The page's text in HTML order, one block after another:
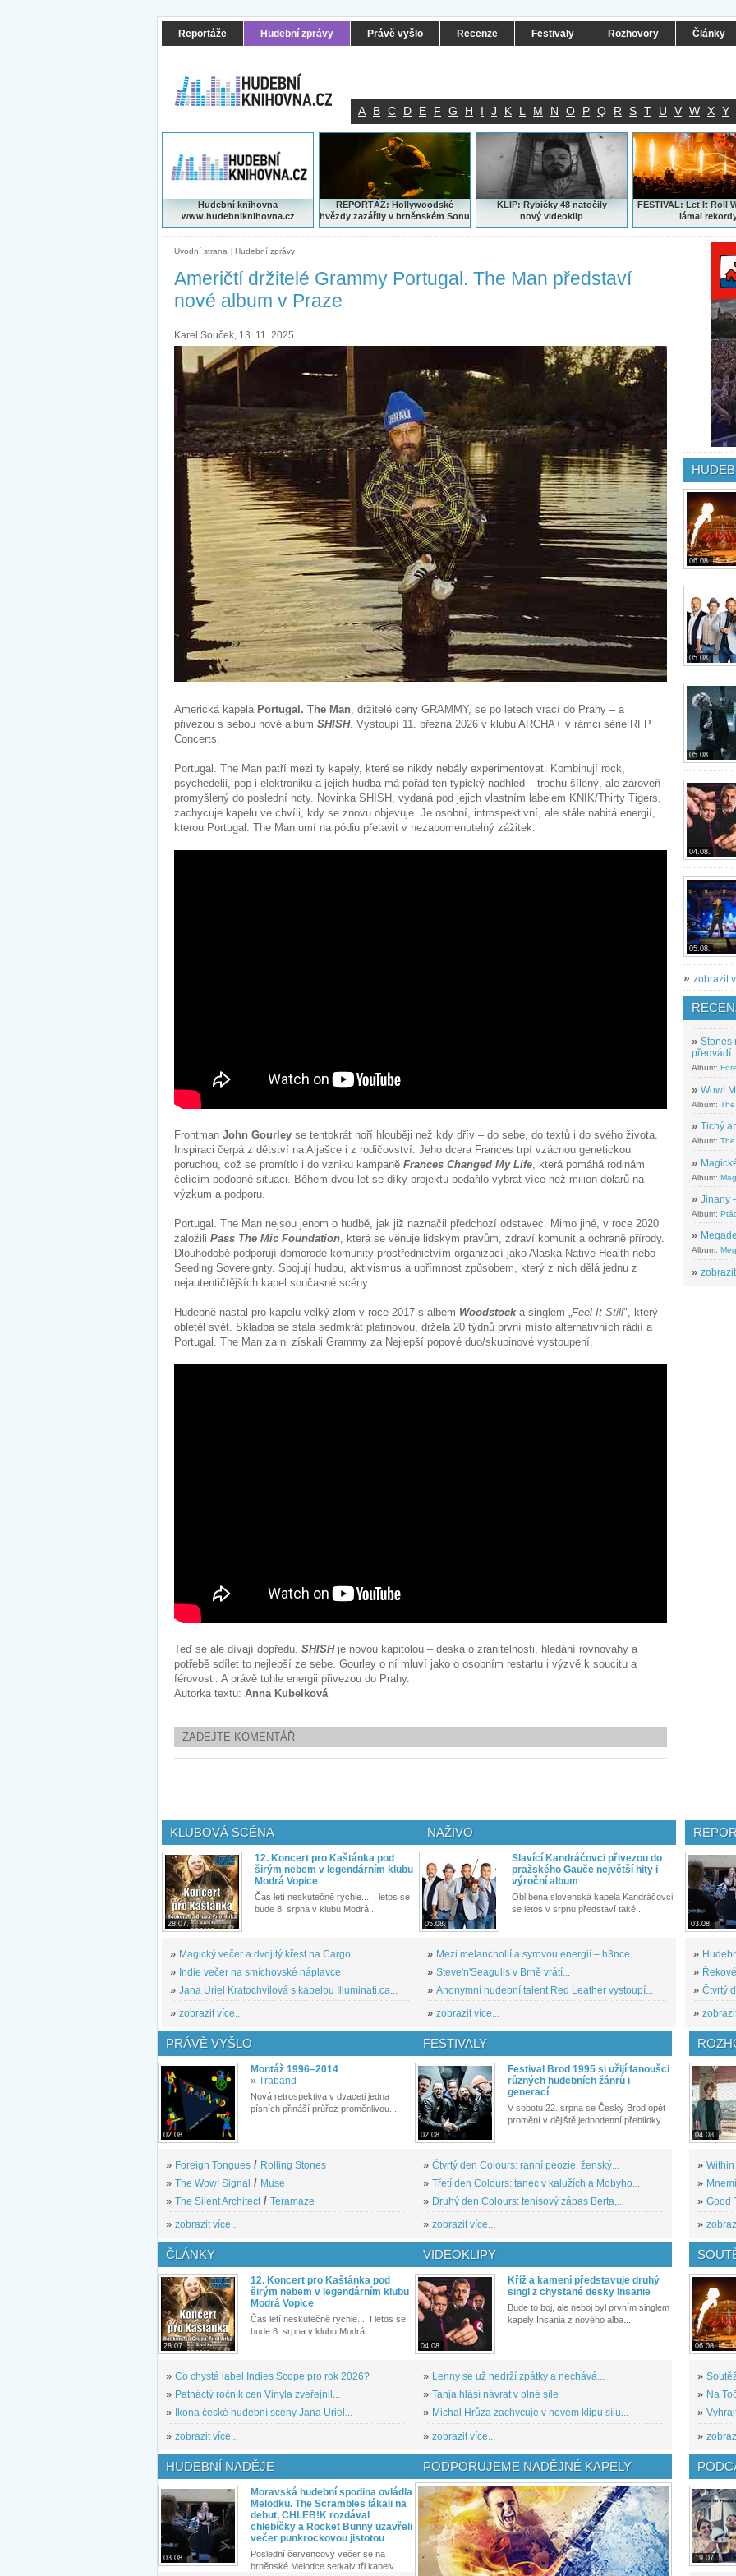
Reportáže Hudební zprávy Právě vyšlo Recenze Festivaly Rozhovory Články
A B C D E F G H I J K L M N O P Q R S T U V W X Y
Hudební knihovna
www.hudebniknihovna.cz
REPORTÁŽ: Hollywoodské
hvězdy zazářily v brněnském Sonu
KLIP: Rybičky 48 natočily
nový videoklip
FESTIVAL: Let It Roll
lámal
Úvodní strana | Hudební zprávy
Američtí držitelé Grammy Portugal. The Man představí
nové album v Praze
Karel Souček, 13. 11. 2025
Americká kapela Portugal. The Man, držitelé ceny GRAMMY, se po letech vrací do Prahy – a
přivezou s sebou nové album SHISH. Vystoupí 11. března 2026 v klubu ARCHA+ v rámci série RFP
Concerts.
Portugal. The Man patří mezi ty kapely, které se nikdy nebály experimentovat. Kombinují rock,
psychedelii, pop i elektroniku a jejich hudba má pořád ten typický nadhled – trochu šílený, ale zároveň
promyšlený do poslední noty. Novinka SHISH, vydaná pod jejich vlastním labelem KNIK/Thirty Tigers,
zachycuje kapelu ve chvíli, kdy se znovu objevuje. Je osobní, introspektivní, ale stále nabitá energií,
kterou Portugal. The Man umí na pódiu přetavit v nezapomenutelný zážitek.
Frontman John Gourley se tentokrát noří hlouběji než kdy dřív – do sebe, do textů i do svého života.
Inspiraci čerpá z dětství na Aljašce i z rodičovství. Jeho dcera Frances trpí vzácnou genetickou
poruchou, což se promítlo i do vzniku kampaně Frances Changed My Life, která pomáhá rodinám
čelícím podobné situaci. Během dvou let se díky projektu podařilo vybrat více než milion dolarů na
výzkum a podporu.
Portugal. The Man nejsou jenom o hudbě, jak již naznačil předchozí odstavec. Mimo jiné, v roce 2020
založili Pass The Mic Foundation, která se věnuje lidským právům, zdraví komunit a ochraně přírody.
Dlouhodobě podporují domorodé komunity prostřednictvím organizací jako Alaska Native Health nebo
Seeding Sovereignty. Spojují hudbu, aktivismus a upřímnost způsobem, který z nich dělá jednu z
nejautentičtějších kapel současné scény.
Hudebně nastal pro kapelu velký zlom v roce 2017 s albem Woodstocka singlem „Feel It Still", který
obletěl svět. Skladba se stala sedmkrát platinovou, držela 20 týdnů první místo alternativních rádií a
Portugal. The Man za ni získali Grammy za Nejlepší popové duo/skupinové vystoupení.
Teď se ale dívají dopředu. SHISH je novou kapitolou – deska o zranitelnosti, hledání rovnováhy a
potřebě sdílet to nejlepší ze sebe. Gourley o ní mluví jako o osobním restartu i výzvě k soucitu a
férovosti. A právě tuhle energii přivezou do Prahy.
Autorka textu: Anna Kubelková
ZADEJTE KOMENTÁŘ
06.08.
05.08.
05.08.
04.08.
05.08.
» zobrazit
» Stones
Album:
» Wow!
Album:
» Tichý
Album:
»
Album:
» Jinany
Album:
»
Album:
»
KLUBOVÁ SCÉNA
28.07.
12. Koncert pro Kaštánka pod
širým nebem v legendárním klubu
Modrá Vopice
Čas letí neskutečně rychle.... I letos se
bude 8. srpna v klubu Modrá...
» Magický večer a dvojitý křest na Cargo...
» Indie večer na smíchovské náplavce
» Jana Uriel Kratochvílová s kapelou Illuminati.ca...
» zobrazit více...
NAŽIVO
05.08.
Slavící Kandráčovci přivezou do
pražského Gauče největší hity i
výroční album
Oblíbená slovenská kapela Kandráčovci
se letos v srpnu představí také...
» Mezi melancholií a syrovou energií – h3nce...
» Steve'n'Seagulls v Brně vrátí...
» Anonymní hudební talent Red Leather vystoupí...
» zobrazit více...
03.08.
»
»
» Čtvrtý
»
PRÁVĚ VYŠLO
02.08.
Montáž 1996–2014
» Traband
Nová retrospektiva v dvaceti jedna
písních přináší průřez proměnlivou...
» Foreign Tongues / Rolling Stones
» The Wow! Signal / Muse
» The Silent Architect/ Teramaze
» zobrazit více...
FESTIVALY
02.08.
Festival Brod 1995 si užijí fanoušci
různých hudebních žánrů i
generací
V sobotu 22. srpna se Český Brod opět
promění v dějiště jednodenní přehlídky...
» Čtvrtý den Colours: ranní peozie, ženský...
» Třetí den Colours: tanec v kalužích a Mobyho...
» Druhý den Colours: tenisový zápas Berta,...
» zobrazit více...
04.08.
»
»
» Good
»
ČLÁNKY
28.07.
12. Koncert pro Kaštánka pod
širým nebem v legendárním klubu
Modrá Vopice
Čas letí neskutečně rychle.... I letos se
bude 8. srpna v klubu Modrá...
» Co chystá label Indies Scope pro rok 2026?
» Patnáctý ročník cen Vinyla zveřejnil...
»
Ikona české hudební scény Jana Uriel...
» zobrazit více...
VIDEOKLIPY
04.08.
Kříž a kamení představuje druhý
singl z chystané desky Insanie
Bude to boj, ale neboj byl prvním singlem
kapely Insania z nového alba...
» Lenny se už nedrží zpátky a nechává...
» Tanja hlásí návrat v plné síle
» Michal Hrůza zachycuje v novém klipu sílu...
» zobrazit více...
06.08.
»
» Na
»
»
HUDEBNÍ NADĚJE
03.08.
Moravská hudební spodina ovládla
Melodku. The Scrambles lákali na
debut, CHLEB!K rozdával
chlebíčky a Rocket Bunny uzavřeli
večer punkrockovou jistotou
Poslední červencový večer se na
brněnské Melodce setkaly tři kapely...
PODPORUJEME NADĚJNÉ KAPELY
19.07.